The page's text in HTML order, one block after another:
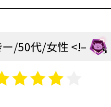
ー/50代/女性 <!–